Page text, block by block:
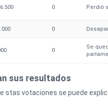
0 Perdió
0
0
Se
sus resultados
stas votaciones se puede